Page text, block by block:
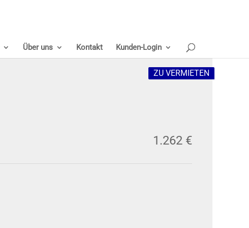
Über uns Kontakt Kunden-Login
ZU VERMIETEN
1.262 €